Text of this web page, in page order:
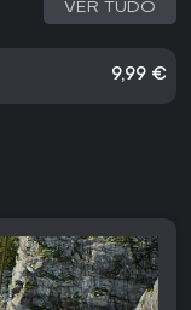
VER TUDO
9,99 €